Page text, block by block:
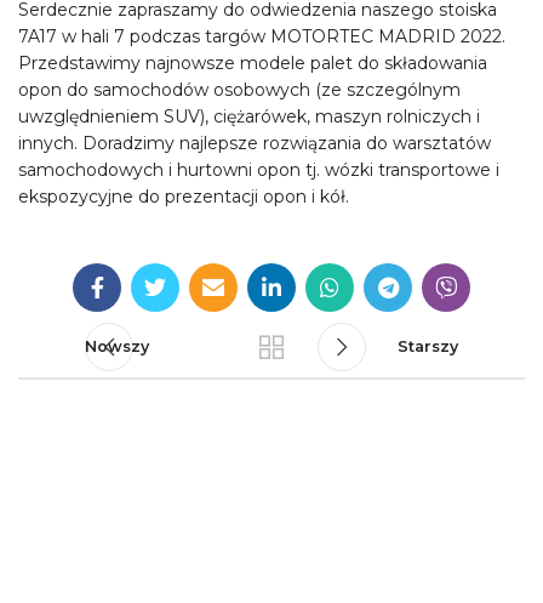
Serdecznie zapraszamy do odwiedzenia naszego stoiska
7A17 w hali 7 podczas targów MOTORTEC MADRID 2022.
Przedstawimy najnowsze modele palet do składowania
opon do samochodów osobowych (ze szczególnym
uwzględnieniem SUV), ciężarówek, maszyn rolniczych i
innych. Doradzimy najlepsze rozwiązania do warsztatów
samochodowych i hurtowni opon tj. wózki transportowe i
ekspozycyjne do prezentacji opon i kół.
Nowszy Starszy